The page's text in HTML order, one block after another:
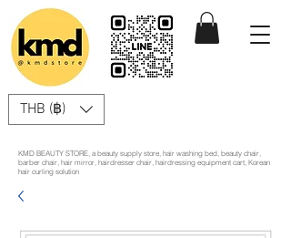
THB (฿)
KMD BEAUTY STORE, a beauty supply store, hair washing bed, beauty chair,
barber chair, hair mirror, hairdresser chair, hairdressing equipment cart, Korean
hair curling solution